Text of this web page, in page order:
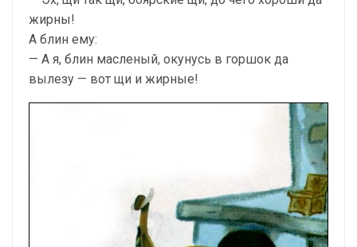
жирны!
А блин ему:
— А я, блин масленый, окунусь в горшок да
вылезу — вот щи и жирные!